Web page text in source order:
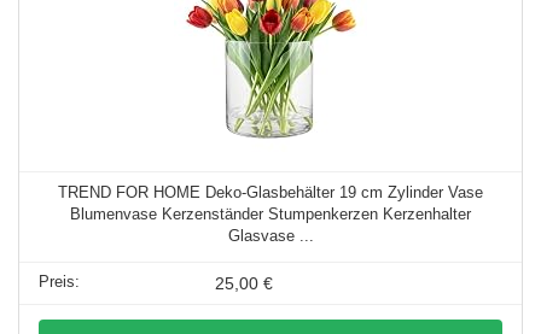
TREND FOR HOME Deko-Glasbehälter 19 cm Zylinder Vase
Blumenvase Kerzenständer Stumpenkerzen Kerzenhalter
Glasvase ...
25,00 €